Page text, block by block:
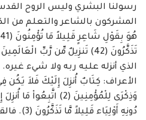
رسولنا البشري وليس الروح
المشركون بالشاعر والتعلم من
الذي أنزله عليه ربه ولا شيء
الأعراف: كِتَابٌ أُنزِلَ ‏إِلَيْكَ فَلاَ
وَذِكْرَى لِلْمُؤْمِنِينَ (2)
دُونِهِ